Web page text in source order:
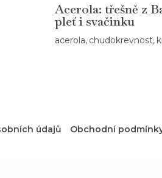
Acerola: třešně z
pleť i svačinku
acerola, chudokrevnost,
údajů Obchodní